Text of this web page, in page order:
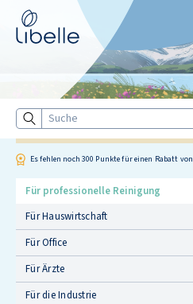
Suche
Es fehlen noch 300 Punkte für einen Rabatt von
Für professionelle Reinigung
Für Hauswirtschaft
Für Office
Für Ärzte
Für die Industrie